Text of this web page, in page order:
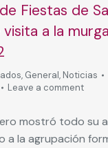
Fiestas de
a la murga
, General, Noticias
Leave a comment
mostró todo su
a la agrupación